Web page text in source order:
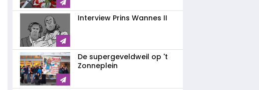
Interview Prins Wannes II
De supergeveldweil op 't
Zonneplein